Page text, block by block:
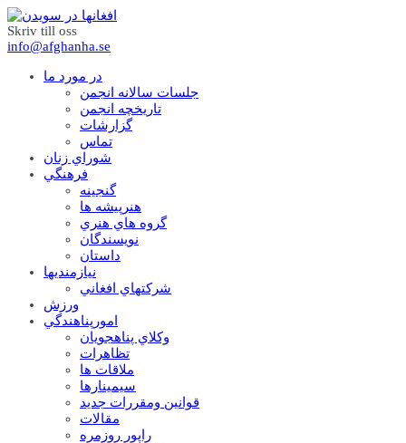
Skriv till oss
info@afghanha.se
در مورد ما
جلسات سالانه انجمن
تاریخچه انجمن
گزارشات
تماس
شوراي زنان
فرهنگي
گنجينه
هنرپيشه ها
گروه هاي هنري
نويسندگان
داستان
نيازمنديها
شرکتهاي افغاني
ورزش
امورپناهندگي
وکلاي پناهجويان
تظاهرات
ملاقات ها
سيمينارها
قوانين ومقررات جديد
مقالات
راپور روزمره